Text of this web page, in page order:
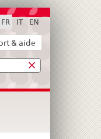
& aide
FR IT EN